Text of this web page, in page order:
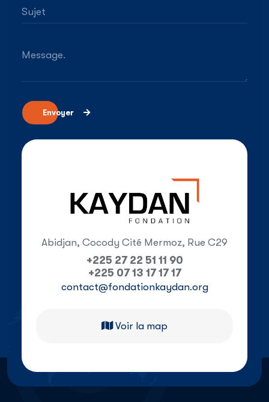
Sujet
Message.
Envoyer
Abidjan, Cocody Cité Mermoz, Rue C29
+225 27 22 51 11 90
+225 07 13 17 17 17
contact@fondationkaydan.org
Voir la map